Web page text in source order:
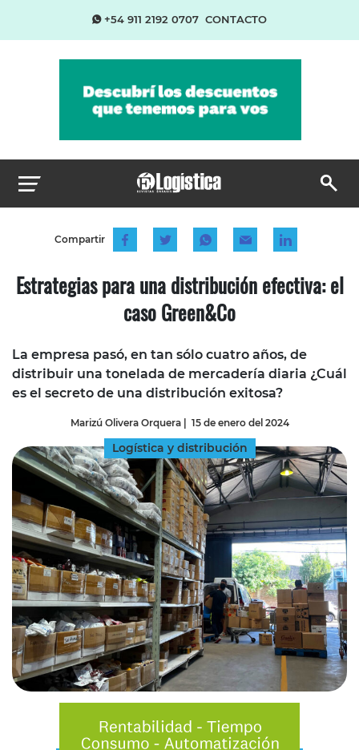
+54 911 2192 0707 CONTACTO
Compartir
Estrategias para una distribución efectiva: el
caso Green&Co
La empresa pasó, en tan sólo cuatro años, de
distribuir una tonelada de mercadería diaria ¿Cuál
es el secreto de una distribución exitosa?
Marizú Olivera Orquera| 15 de enero del 2024
Logística y distribución